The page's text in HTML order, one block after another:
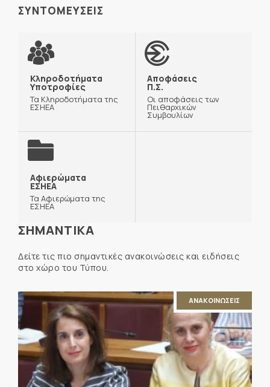
ΣΥΝΤΟΜΕΥΣΕΙΣ
Κληροδοτήματα
Υποτροφίες
Τα Κληροδοτήματα της
ΕΣΗΕΑ
Αποφάσεις
Π.Σ.
Οι αποφάσεις των
Πειθαρχικών
Συμβουλίων
Αφιερώματα
ΕΣΗΕΑ
Τα Αφιερώματα της
ΕΣΗΕΑ
ΣΗΜΑΝΤΙΚΑ
Δείτε τις πιο σημαντικές ανακοινώσεις και ειδήσεις
στο χώρο του Τύπου.
ΑΝΑΚΟΙΝΩΣΕΙΣ